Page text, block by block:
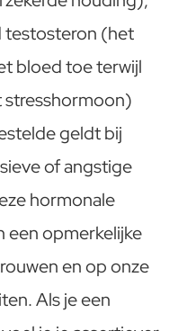
testosteron (het
bloed toe terwijl
geldt bij
of angstige
hormonale
een opmerkelijke
en op onze
Als je een